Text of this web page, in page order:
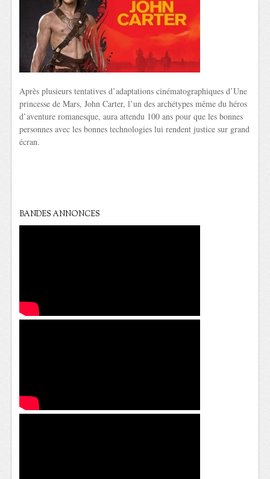
Après plusieurs tentatives d’adaptations cinématographiques d’Une
princesse de Mars, John Carter, l’un des archétypes même du héros
d’aventure romanesque, aura attendu 100 ans pour que les bonnes
personnes avec les bonnes technologies lui rendent justice sur grand
écran.
BANDES ANNONCES